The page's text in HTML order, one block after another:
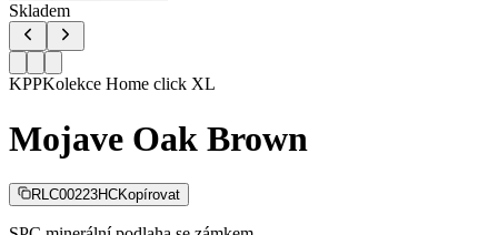
Skladem
KPPKolekce Home click XL
Mojave Oak Brown
RLC00223HCKopírovat